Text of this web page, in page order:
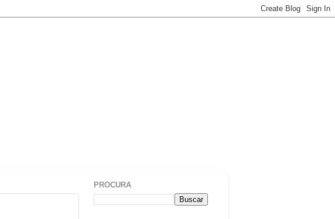
PROCURA